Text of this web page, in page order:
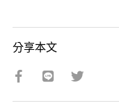
分享本文